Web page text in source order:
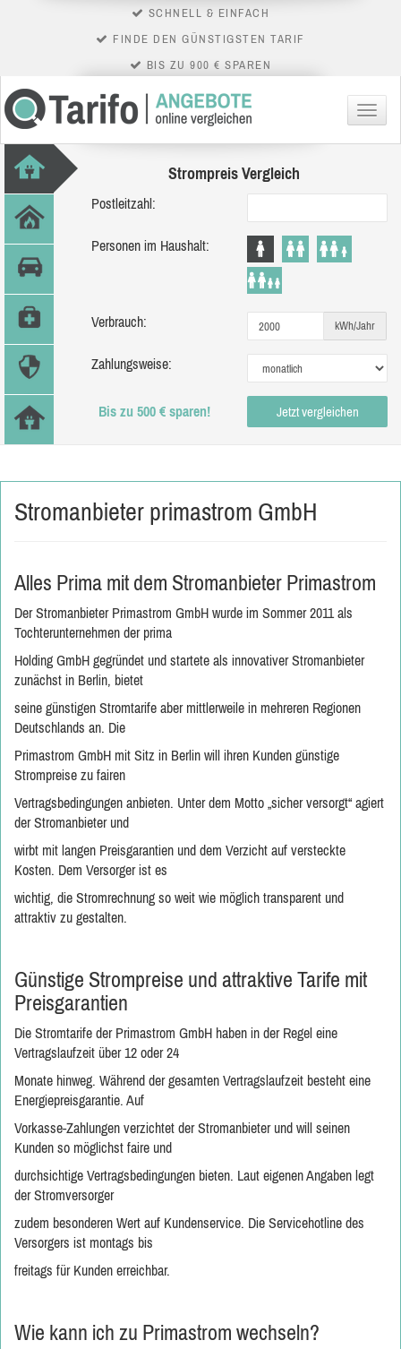
SCHNELL & EINFACH
FINDE DEN GÜNSTIGSTEN TARIF
BIS ZU 900 € SPAREN
Menü
Strompreis Vergleich
Postleitzahl:
Personen im Haushalt:
Verbrauch: kWh/Jahr
Zahlungsweise:
Bis zu 500 € sparen! Jetzt vergleichen
Stromanbieter primastrom GmbH
Alles Prima mit dem Stromanbieter Primastrom
Der Stromanbieter Primastrom GmbH wurde im Sommer 2011 als
Tochterunternehmen der prima
Holding GmbH gegründet und startete als innovativer Stromanbieter
zunächst in Berlin, bietet
seine günstigen Stromtarife aber mittlerweile in mehreren Regionen
Deutschlands an. Die
Primastrom GmbH mit Sitz in Berlin will ihren Kunden günstige
Strompreise zu fairen
Vertragsbedingungen anbieten. Unter dem Motto „sicher versorgt“ agiert
der Stromanbieter und
wirbt mit langen Preisgarantien und dem Verzicht auf versteckte
Kosten. Dem Versorger ist es
wichtig, die Stromrechnung so weit wie möglich transparent und
attraktiv zu gestalten.
Günstige Strompreise und attraktive Tarife mit
Preisgarantien
Die Stromtarife der Primastrom GmbH haben in der Regel eine
Vertragslaufzeit über 12 oder 24
Monate hinweg. Während der gesamten Vertragslaufzeit besteht eine
Energiepreisgarantie. Auf
Vorkasse-Zahlungen verzichtet der Stromanbieter und will seinen
Kunden so möglichst faire und
durchsichtige Vertragsbedingungen bieten. Laut eigenen Angaben legt
der Stromversorger
zudem besonderen Wert auf Kundenservice. Die Servicehotline des
Versorgers ist montags bis
freitags für Kunden erreichbar.
Wie kann ich zu Primastrom wechseln?